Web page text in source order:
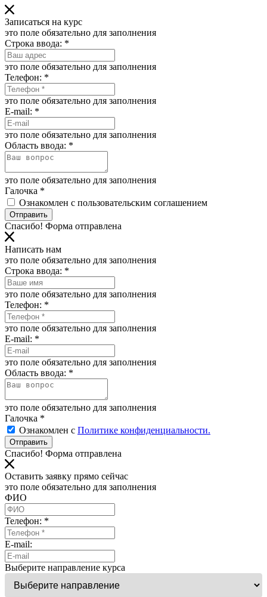
Записаться на курс
это поле обязательно для заполнения
Строка ввода: *
это поле обязательно для заполнения
Телефон: *
это поле обязательно для заполнения
E-mail: *
это поле обязательно для заполнения
Область ввода: *
это поле обязательно для заполнения
Галочка *
Ознакомлен с пользовательским соглашением
Отправить
Спасибо! Форма отправлена
Написать нам
это поле обязательно для заполнения
Строка ввода: *
это поле обязательно для заполнения
Телефон: *
это поле обязательно для заполнения
E-mail: *
это поле обязательно для заполнения
Область ввода: *
это поле обязательно для заполнения
Галочка *
Ознакомлен с Политике конфиденциальности.
Отправить
Спасибо! Форма отправлена
Оставить заявку прямо сейчас
это поле обязательно для заполнения
ФИО
Телефон: *
E-mail:
Выберите направление курса